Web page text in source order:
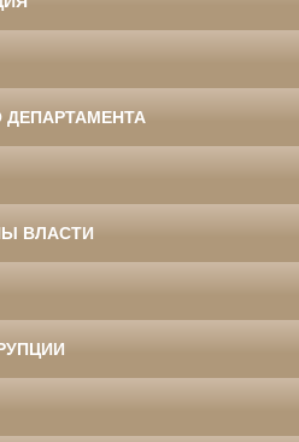
ДЕПАРТАМЕНТА
ВЛАСТИ